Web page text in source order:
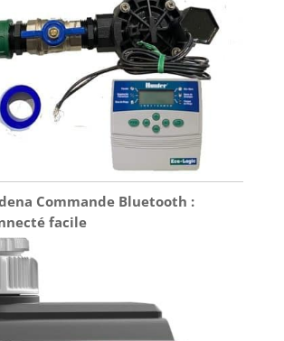
hydraté et des plantes visiblement
au feuillage éclatant de santé Contenu
complet et prêt à installer : Recevez
nécessaire pour un arrosage mains libres
l'ouverture du colis. Le kit contient un
central, un panneau solaire 4W,
en silicone de 10 mètres, un câble de
USB Type-C, 15 raccords en T, 15 goutteurs,
à eau, un clapet anti-siphon, un crochet
de fixation murale
Commande Bluetooth :
facile